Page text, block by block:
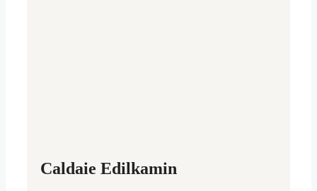
Caldaie Edilkamin